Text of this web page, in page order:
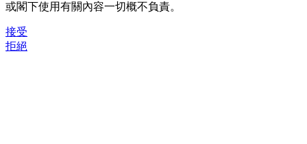
或閣下使用有關內容一切概不負責。
接受
拒絕